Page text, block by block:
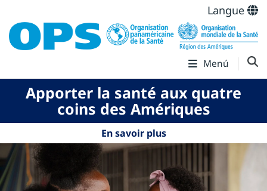
Langue
Menú
Apporter la santé aux quatre
coins des Amériques
En savoir plus